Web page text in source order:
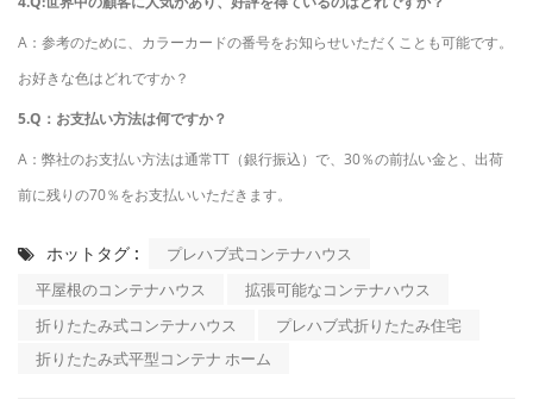
A：参考のために、カラーカードの番号をお知らせいただくことも可能です。
お好きな色はどれですか？
5.Q：お支払い方法は何ですか？
A：弊社のお支払い方法は通常TT（銀行振込）で、30％の前払い金と、出荷
前に残りの70％をお支払いいただきます。
ホットタグ :
プレハブ式コンテナハウス
平屋根のコンテナハウス
拡張可能なコンテナハウス
折りたたみ式コンテナハウス
プレハブ式折りたたみ住宅
折りたたみ式平型コンテナ ホーム